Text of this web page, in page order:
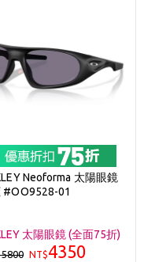
Neoforma 太陽眼鏡
#OO9528-01
太陽眼鏡 (全面75折)
NT$4350